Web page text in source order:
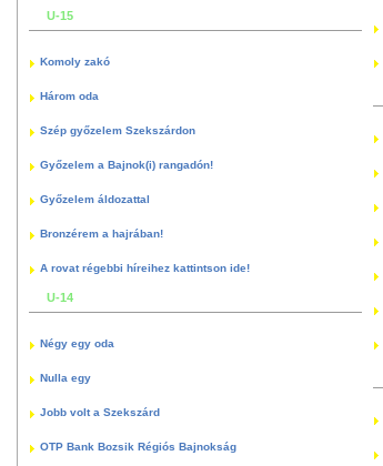
U-15
Komoly zakó
Három oda
Szép győzelem Szekszárdon
Győzelem a Bajnok(i) rangadón!
Győzelem áldozattal
Bronzérem a hajrában!
A rovat régebbi híreihez kattintson ide!
U-14
Négy egy oda
Nulla egy
Jobb volt a Szekszárd
OTP Bank Bozsik Régiós Bajnokság